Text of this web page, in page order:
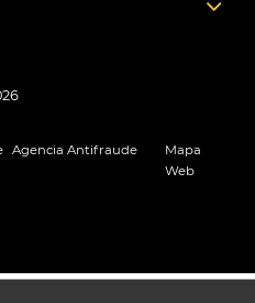
Agencia Antifraude
Mapa
Web